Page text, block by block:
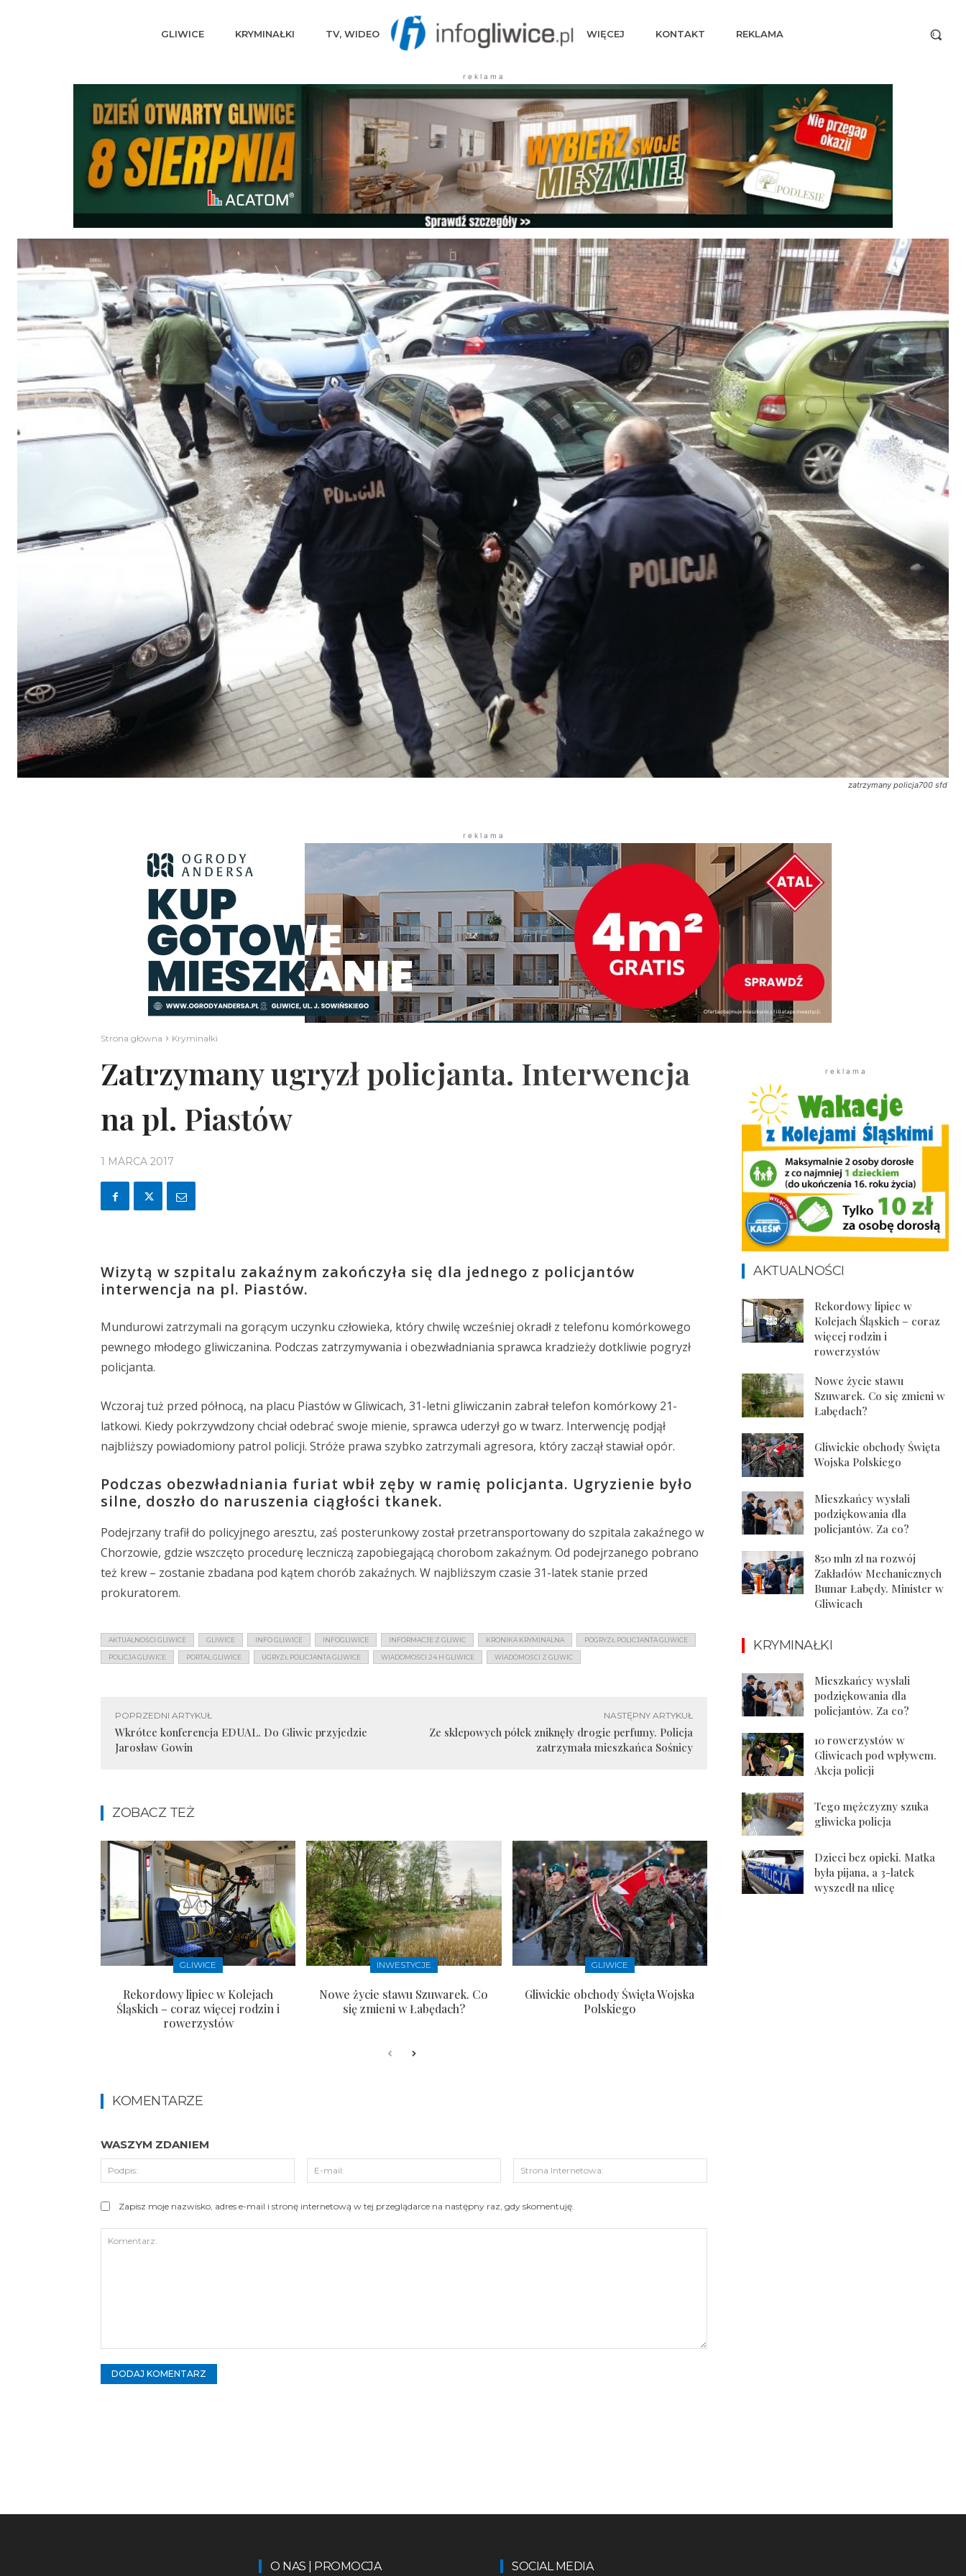
GLIWICE KRYMINAŁKI TV, WIDEO WIĘCEJ KONTAKT REKLAMA
r e k l a m a
zatrzymany policja700 sfd
r e k l a m a
Strona główna Kryminałki
Zatrzymany ugryzł policjanta. Interwencja
na pl. Piastów
1 MARCA 2017
Wizytą w szpitalu zakaźnym zakończyła się dla jednego z policjantów
interwencja na pl. Piastów.
Mundurowi zatrzymali na gorącym uczynku człowieka, który chwilę wcześniej okradł z telefonu komórkowego
pewnego młodego gliwiczanina. Podczas zatrzymywania i obezwładniania sprawca kradzieży dotkliwie pogryzł
policjanta.
Wczoraj tuż przed północą, na placu Piastów w Gliwicach, 31-letni gliwiczanin zabrał telefon komórkowy 21-
latkowi. Kiedy pokrzywdzony chciał odebrać swoje mienie, sprawca uderzył go w twarz. Interwencję podjął
najbliższy powiadomiony patrol policji. Stróże prawa szybko zatrzymali agresora, który zaczął stawiał opór.
Podczas obezwładniania furiat wbił zęby w ramię policjanta. Ugryzienie było
silne, doszło do naruszenia ciągłości tkanek.
Podejrzany trafił do policyjnego aresztu, zaś posterunkowy został przetransportowany do szpitala zakaźnego w
Chorzowie, gdzie wszczęto procedurę leczniczą zapobiegającą chorobom zakaźnym. Od podejrzanego pobrano
też krew – zostanie zbadana pod kątem chorób zakaźnych. W najbliższym czasie 31-latek stanie przed
prokuratorem.
AKTUALNOŚCI GLIWICE GLIWICE INFO GLIWICE INFOGLIWICE INFORMACJE Z GLIWIC KRONIKA KRYMINALNA POGRYZŁ POLICJANTA GLIWICE
POLICJA GLIWICE PORTAL GLIWICE UGRYZŁ POLICJANTA GLIWICE WIADOMOŚCI 24 H GLIWICE WIADOMOŚCI Z GLIWIC
POPRZEDNI ARTYKUŁ
Wkrótce konferencja EDUAL. Do Gliwic przyjedzie
Jarosław Gowin
NASTĘPNY ARTYKUŁ
Ze sklepowych półek zniknęły drogie perfumy. Policja
zatrzymała mieszkańca Sośnicy
ZOBACZ TEŻ
GLIWICE
Rekordowy lipiec w Kolejach
Śląskich – coraz więcej rodzin i
rowerzystów
INWESTYCJE
Nowe życie stawu Szuwarek. Co
się zmieni w Łabędach?
GLIWICE
Gliwickie obchody Święta Wojska
Polskiego
KOMENTARZE
WASZYM ZDANIEM
Podpis:
mail:
Internetowa:
Zapisz moje nazwisko, adres e-mail i stronę internetową w tej przeglądarce na następny raz, gdy skomentuję.
r e k l a m a
AKTUALNOŚCI
Rekordowy lipiec w
Kolejach Śląskich – coraz
więcej rodzin i
rowerzystów
Nowe życie stawu
Szuwarek. Co się zmieni w
Łabędach?
Gliwickie obchody Święta
Wojska Polskiego
Mieszkańcy wysłali
podziękowania dla
policjantów. Za co?
850 mln zł na rozwój
Zakładów Mechanicznych
Bumar Łabędy. Minister w
Gliwicach
KRYMINAŁKI
Mieszkańcy wysłali
podziękowania dla
policjantów. Za co?
10 rowerzystów w
Gliwicach pod wpływem.
Akcja policji
Tego mężczyzny szuka
gliwicka policja
Dzieci bez opieki. Matka
była pijana, a 3-latek
wyszedł na ulicę
O NAS | PROMOCJA SOCIAL MEDIA